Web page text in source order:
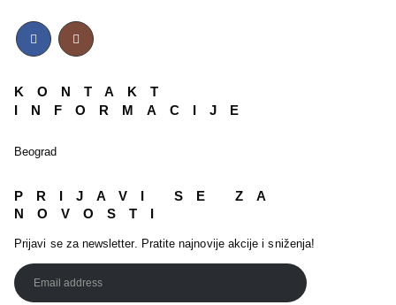
KONTAKT
INFORMACIJE
Beograd
PRIJAVI SE ZA
NOVOSTI
Prijavi se za newsletter. Pratite najnovije akcije i sniženja!